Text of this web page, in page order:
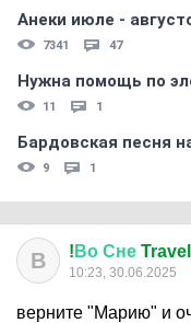
Анеки июле -
7341 47
Нужна помощь по
11 1
Бардовская песня
9 1
В ! Во Сне
10:23, 30.06.2025
верните "Марию" и